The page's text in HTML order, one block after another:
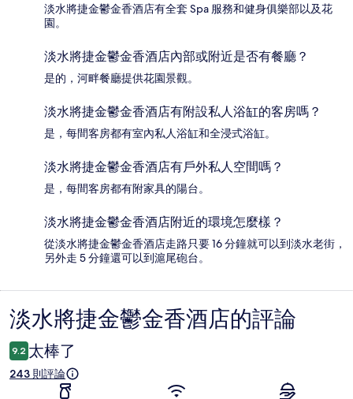
淡水將捷金鬱金香酒店有全套 Spa 服務和健身俱樂部以及花
園。
淡水將捷金鬱金香酒店內部或附近是否有餐廳？
是的，河畔餐廳提供花園景觀。
淡水將捷金鬱金香酒店有附設私人浴缸的客房嗎？
是，每間客房都有室內私人浴缸和全浸式浴缸。
淡水將捷金鬱金香酒店有戶外私人空間嗎？
是，每間客房都有附家具的陽台。
淡水將捷金鬱金香酒店附近的環境怎麼樣？
從淡水將捷金鬱金香酒店走路只要 16 分鐘就可以到淡水老街，
另外走 5 分鐘還可以到滬尾砲台。
評
論
淡水將捷金鬱金香酒店的評論
9.2 太棒了
243 則評論